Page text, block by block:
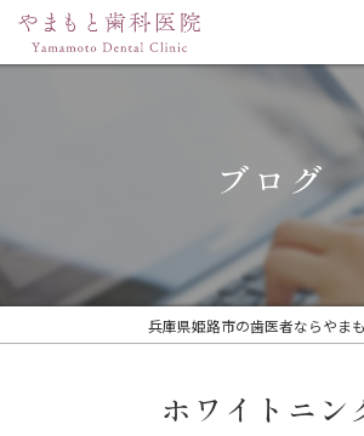
ブログ
兵庫県姫路市の歯医者ならやま
ホワイトニン